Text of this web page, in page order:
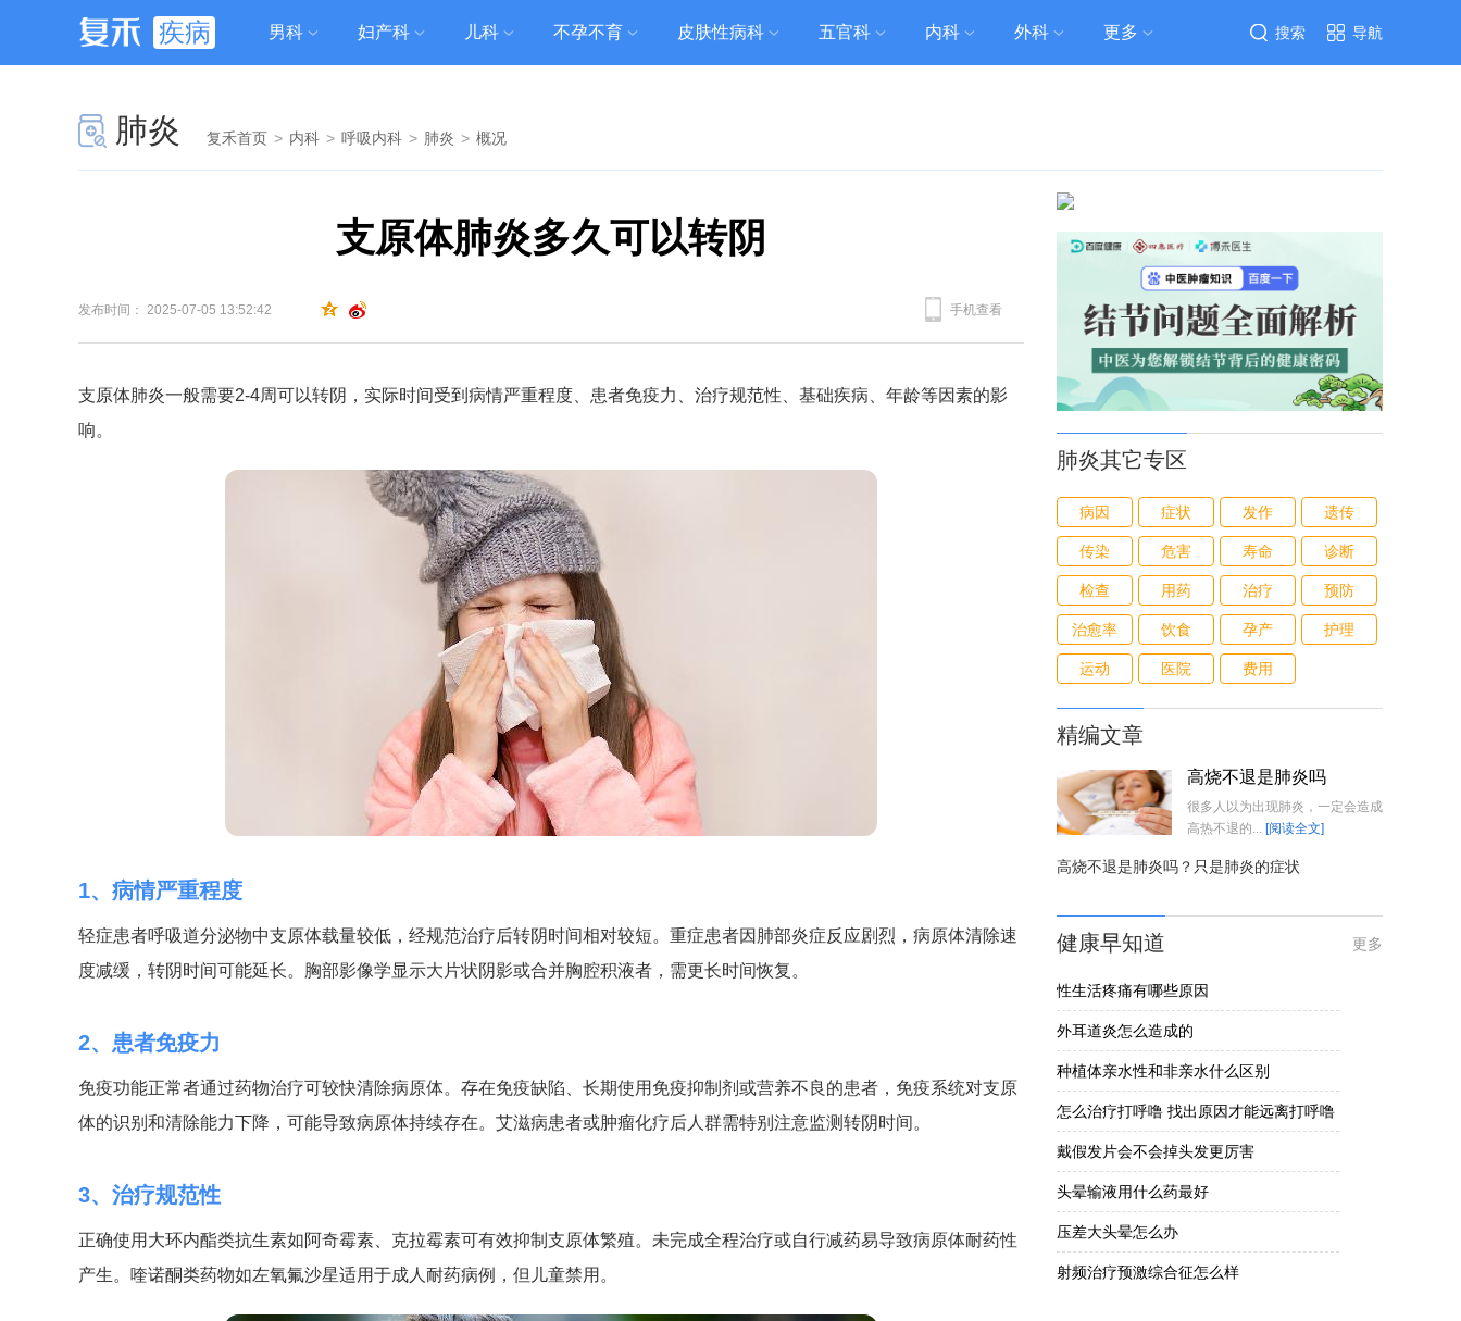
疾病 男科 妇产科 儿科 不孕不育 皮肤性病科 五官科 内科 外科 更多 导航
搜索
肺炎 复禾首页 > 内科 > 呼吸内科 > 肺炎 > 概况
支原体肺炎多久可以转阴
发布时间： 2025-07-05 13:52:42 手机查看
支原体肺炎一般需要2-4周可以转阴，实际时间受到病情严重程度、患者免疫力、治疗规范性、基础疾病、年龄等因素的影
响。
1、病情严重程度
轻症患者呼吸道分泌物中支原体载量较低，经规范治疗后转阴时间相对较短。重症患者因肺部炎症反应剧烈，病原体清除速
度减缓，转阴时间可能延长。胸部影像学显示大片状阴影或合并胸腔积液者，需更长时间恢复。
2、患者免疫力
免疫功能正常者通过药物治疗可较快清除病原体。存在免疫缺陷、长期使用免疫抑制剂或营养不良的患者，免疫系统对支原
体的识别和清除能力下降，可能导致病原体持续存在。艾滋病患者或肿瘤化疗后人群需特别注意监测转阴时间。
3、治疗规范性
正确使用大环内酯类抗生素如阿奇霉素、克拉霉素可有效抑制支原体繁殖。未完成全程治疗或自行减药易导致病原体耐药性
产生。喹诺酮类药物如左氧氟沙星适用于成人耐药病例，但儿童禁用。
肺炎其它专区
病因 症状 发作 遗传
传染 危害 寿命 诊断
检查 用药 治疗 预防
治愈率 饮食 孕产 护理
运动 医院 费用
精编文章
高烧不退是肺炎吗
很多人以为出现肺炎，一定会造成
高热不退的... [阅读全文]
高烧不退是肺炎吗？只是肺炎的症状
健康早知道 更多
性生活疼痛有哪些原因
外耳道炎怎么造成的
种植体亲水性和非亲水什么区别
怎么治疗打呼噜 找出原因才能远离打呼噜
戴假发片会不会掉头发更厉害
头晕输液用什么药最好
压差大头晕怎么办
射频治疗预激综合征怎么样